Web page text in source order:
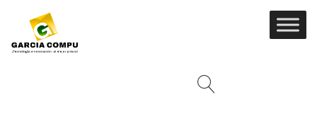
contenido